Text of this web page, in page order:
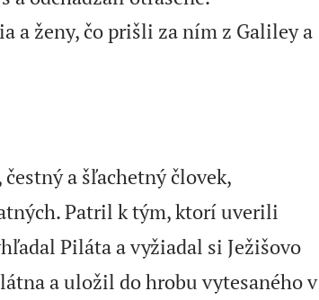
a ženy, čo prišli za ním z Galiley a
a šľachetný človek,
Patril k tým, ktorí uverili
Piláta a vyžiadal si Ježišovo
a uložil do hrobu vytesaného v